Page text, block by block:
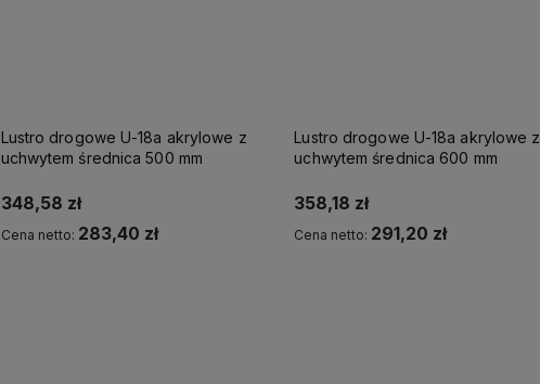
Lustro drogowe U-18a akrylowe z
uchwytem średnica 500 mm
348,58 zł
Cena netto: 283,40 zł
Lustro drogowe U-18a akrylowe z
uchwytem średnica 600 mm
358,18 zł
Cena netto: 291,20 zł